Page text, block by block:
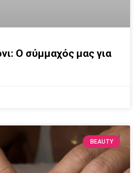
Ο σύμμαχός μας για
BEAUTY